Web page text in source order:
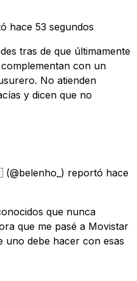
hace 53 segundos
tras de que últimamente
con un
No atienden
y dicen que no
(@belenho_) reportó hace
que nunca
que me pasé a Movistar
uno debe hacer con esas